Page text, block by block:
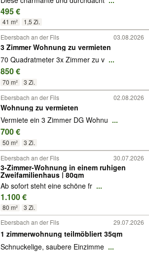
495 €
41 m²
1,5 Zi.
Ebersbach an der Fils
03.08.2026
3 Zimmer Wohnung zu vermieten
70 Quadratmeter 3x Zimmer zu v ...
850 €
70 m²
3 Zi.
Ebersbach an der Fils
02.08.2026
Wohnung zu vermieten
Vermiete ein 3 Zimmer DG Wohnu ...
700 €
50 m² 3 Zi.
Ebersbach an der Fils 30.07.2026
3-Zimmer-Wohnung in einem ruhigen
Zweifamilienhaus | 80qm
Ab sofort steht eine schöne fr ...
1.100 €
80 m² 3 Zi.
Ebersbach an der Fils 29.07.2026
1 zimmerwohnung teilmöbliert 35qm
Schnuckelige, saubere Einzimme ...